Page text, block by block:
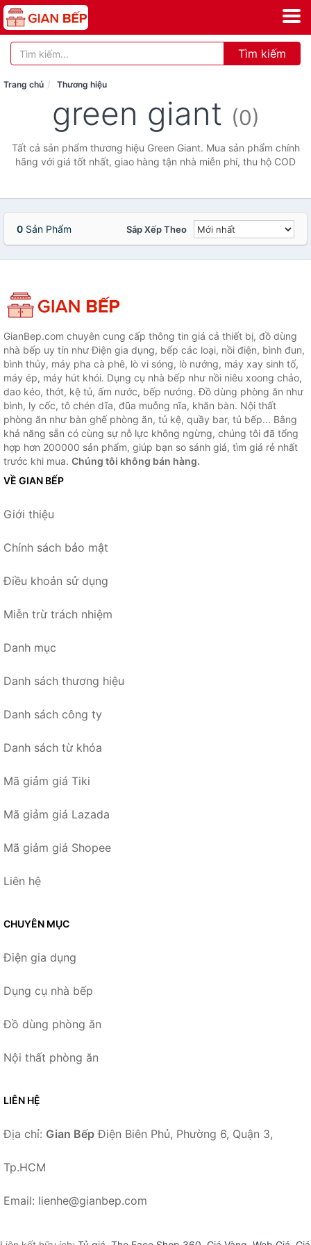
Tìm kiếm
Trang chủ Thương hiệu
green giant (0)
Tất cả sản phẩm thương hiệu Green Giant. Mua sản phẩm chính
hãng với giá tốt nhất, giao hàng tận nhà miễn phí, thu hộ COD
0 Sản Phẩm Sắp Xếp Theo
GianBep.com chuyên cung cấp thông tin giá cả thiết bị, đồ dùng
nhà bếp uy tín như Điện gia dụng, bếp các loại, nồi điện, bình đun,
bình thủy, máy pha cà phê, lò vi sóng, lò nướng, máy xay sinh tố,
máy ép, máy hút khói. Dụng cụ nhà bếp như nồi niêu xoong chảo,
dao kéo, thớt, kệ tủ, ấm nước, bếp nướng. Đồ dùng phòng ăn như
bình, ly cốc, tô chén dĩa, đũa muỗng nĩa, khăn bàn. Nội thất
phòng ăn như bàn ghế phòng ăn, tủ kệ, quầy bar, tủ bếp... Bằng
khả năng sẵn có cùng sự nỗ lực không ngừng, chúng tôi đã tổng
hợp hơn 200000 sản phẩm, giúp bạn so sánh giá, tìm giá rẻ nhất
trước khi mua. Chúng tôi không bán hàng.
VỀ GIAN BẾP
Giới thiệu
Chính sách bảo mật
Điều khoản sử dụng
Miễn trừ trách nhiệm
Danh mục
Danh sách thương hiệu
Danh sách công ty
Danh sách từ khóa
Mã giảm giá Tiki
Mã giảm giá Lazada
Mã giảm giá Shopee
Liên hệ
CHUYÊN MỤC
Điện gia dụng
Dụng cụ nhà bếp
Đồ dùng phòng ăn
Nội thất phòng ăn
LIÊN HỆ
Địa chỉ: Gian Bếp Điện Biên Phủ, Phường 6, Quận 3,
Tp.HCM
Email: lienhe@gianbep.com